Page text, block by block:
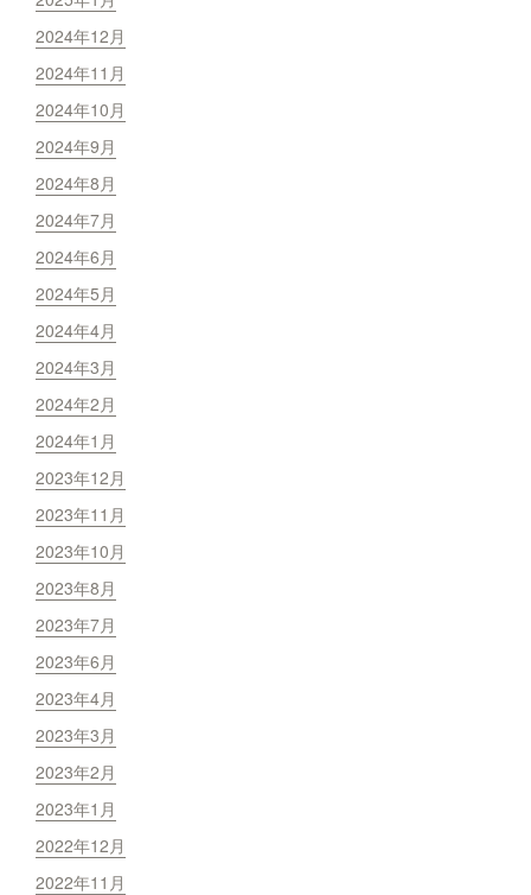
2024年12月
2024年11月
2024年10月
2024年9月
2024年8月
2024年7月
2024年6月
2024年5月
2024年4月
2024年3月
2024年2月
2024年1月
2023年12月
2023年11月
2023年10月
2023年8月
2023年7月
2023年6月
2023年4月
2023年3月
2023年2月
2023年1月
2022年12月
2022年11月